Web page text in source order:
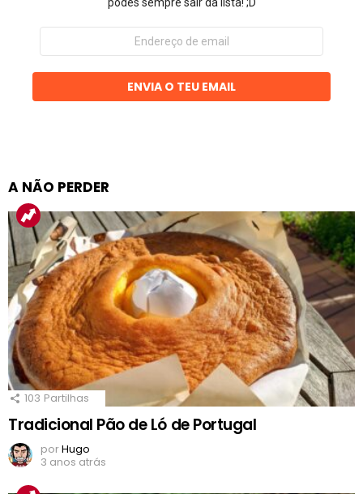
podes sempre sair da lista! ;D
Endereço
email
ENVIA O TEU EMAIL
A NÃO PERDER
103 Partilhas
Tradicional Pão de Ló de Portugal
porHugo
3 anos atrás